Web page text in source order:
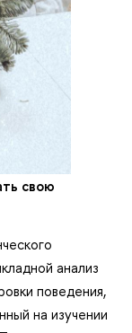
свою
анализ
поведения,
на изучении